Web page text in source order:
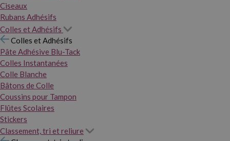
Ciseaux
Rubans Adhésifs
Colles et Adhésifs
Colles et Adhésifs
Pâte Adhésive Blu-Tack
Colles Instantanées
Colle Blanche
Bâtons de Colle
Coussins pour Tampon
Flûtes Scolaires
Stickers
Classement, tri et reliure